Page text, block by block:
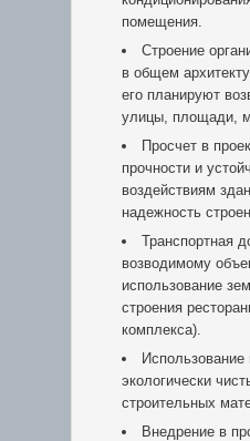
помещения.
Строение
в общем
его планируют
улицы, площади,
Просчет в
прочности и
воздействиям
надежность
Транспортная
возводимому
использование
строения
комплекса).
экологически
строительных
Внедрение в